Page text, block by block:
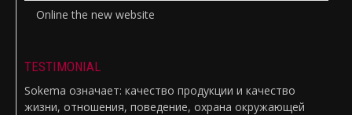
Online the new website
TESTIMONIAL
Sokema означает: качество продукции и качество
жизни, отношения, поведение, охрана окружающей